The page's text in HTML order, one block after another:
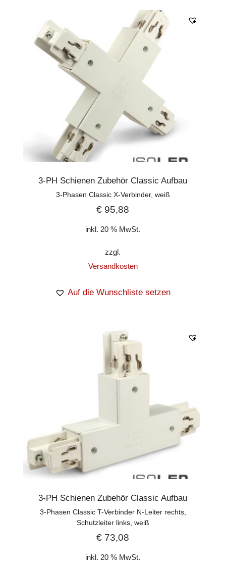
3-PH Schienen Zubehör Classic Aufbau
3-Phasen Classic X-Verbinder, weiß
€ 95,88
inkl. 20 % MwSt.
zzgl.
Versandkosten
Auf die Wunschliste setzen
3-PH Schienen Zubehör Classic Aufbau
3-Phasen Classic T-Verbinder N-Leiter rechts,
Schutzleiter links, weiß
€ 73,08
inkl. 20 % MwSt.